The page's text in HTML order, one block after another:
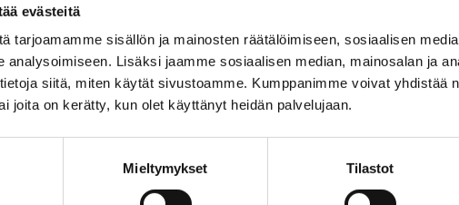
evästeitä
tarjoamamme sisällön ja mainosten räätälöimiseen, sosiaalisen
analysoimiseen. Lisäksi jaamme sosiaalisen median, mainosalan ja
siitä, miten käytät sivustoamme. Kumppanimme voivat yhdistää
joita on kerätty, kun olet käyttänyt heidän palvelujaan.
Mieltymykset Tilastot
tilapäisesti käytöstä.
pysäkkeinä toimivat tilapäiset pysäkit
Muutokset johtuvat työmaasta
arviolta kaksi viikkoa.
alapuolelta löydät kuvan muutoksista.